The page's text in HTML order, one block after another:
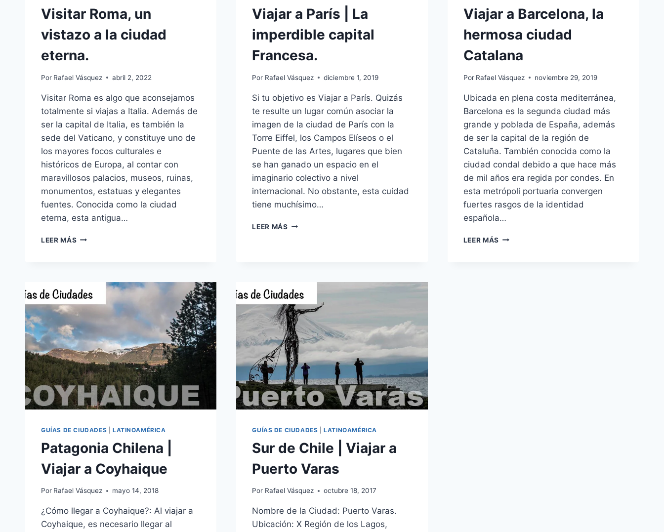
Visitar Roma, un
vistazo a la ciudad
eterna.
Por Rafael Vásquez abril 2, 2022
Visitar Roma es algo que aconsejamos
totalmente si viajas a Italia. Además de
ser la capital de Italia, es también la
sede del Vaticano, y constituye uno de
los mayores focos culturales e
históricos de Europa, al contar con
maravillosos palacios, museos, ruinas,
monumentos, estatuas y elegantes
fuentes. Conocida como la ciudad
eterna, esta antigua…
LEER MÁS VISITAR
LA
CIUDAD
Viajar a París | La
imperdible capital
Francesa.
Por Rafael Vásquez diciembre 1, 2019
Si tu objetivo es Viajar a París. Quizás
te resulte un lugar común asociar la
imagen de la ciudad de París con la
Torre Eiffel, los Campos Elíseos o el
Puente de las Artes, lugares que bien
se han ganado un espacio en el
imaginario colectivo a nivel
internacional. No obstante, esta cuidad
tiene muchísimo…
LEER MÁS VIAJAR
FRANCESA.
Viajar a Barcelona, la
hermosa ciudad
Catalana
Por Rafael Vásquez noviembre 29, 2019
Ubicada en plena costa mediterránea,
Barcelona es la segunda ciudad más
grande y poblada de España, además
de ser la capital de la región de
Cataluña. También conocida como la
ciudad condal debido a que hace más
de mil años era regida por condes. En
esta metrópoli portuaria convergen
fuertes rasgos de la identidad
española…
LEER MÁS VIAJAR
GUÍAS DE CIUDADES LATINOAMÉRICA
Patagonia Chilena |
Viajar a Coyhaique
Por Rafael Vásquez mayo 14, 2018
¿Cómo llegar a Coyhaique?: Al viajar a
Coyhaique, es necesario llegar al
GUÍAS DE CIUDADES |LATINOAMÉRICA
Sur de Chile | Viajar a
Puerto Varas
Por Rafael Vásquez octubre 18, 2017
Nombre de la Ciudad: Puerto Varas.
Ubicación: X Región de los Lagos,